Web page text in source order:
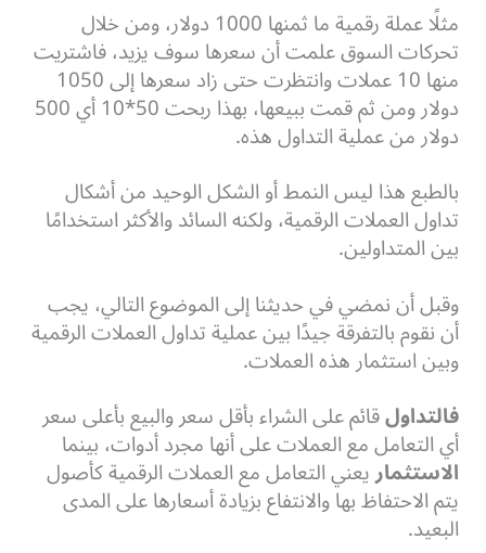
مثلًا عملة رقمية ما ثمنها 1000 دولار، ومن خلال
تحركات السوق علمت أن سعرها سوف يزيد، فاشتريت
منها 10 عملات وانتظرت حتى زاد سعرها إلى 1050
دولار ومن ثم قمت ببيعها، بهذا ربحت 50*10 أي 500
دولار من عملية التداول هذه.
بالطبع هذا ليس النمط أو الشكل الوحيد من أشكال
تداول العملات الرقمية، ولكنه السائد والأكثر استخدامًا
بين المتداولين.
وقبل أن نمضي في حديثنا إلى الموضوع التالي، يجب
أن نقوم بالتفرقة جيدًا بين عملية تداول العملات الرقمية
وبين استثمار هذه العملات.
فالتداولقائم على الشراء بأقل سعر والبيع بأعلى سعر
أي التعامل مع العملات على أنها مجرد أدوات، بينما
الاستثماريعني التعامل مع العملات الرقمية كأصول
يتم الاحتفاظ بها والانتفاع بزيادة أسعارها على المدى
البعيد.